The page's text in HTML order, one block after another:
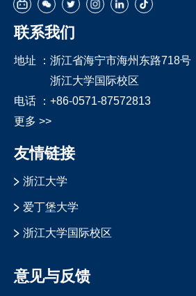
联系我们
地址 ： 浙江省海宁市海州东路718号
浙江大学国际校区
电话 ： +86-0571-87572813
更多 >>
友情链接
浙江大学
爱丁堡大学
浙江大学国际校区
意见与反馈